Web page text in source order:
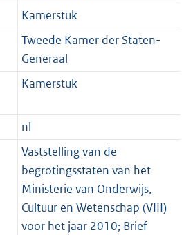
Kamerstuk
Tweede Kamer der Staten-
Generaal
Kamerstuk
nl
Vaststelling van de
begrotingsstaten van het
Ministerie van Onderwijs,
Cultuur en Wetenschap (VIII)
voor het jaar 2010; Brief